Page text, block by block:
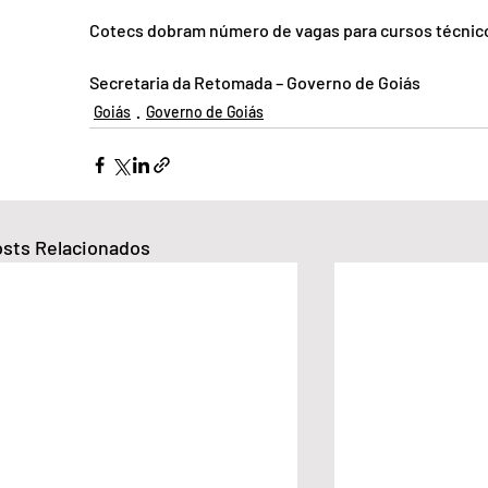
Cotecs dobram número de vagas para cursos
Secretaria da Retomada – Governo de Goiás
Goiás Governo de Goiás
Relacionados